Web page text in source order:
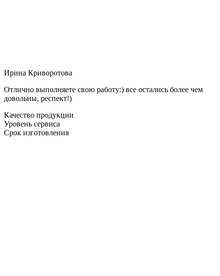
Ирина Криворотова
Отлично выполняете свою работу:) все остались более чем
довольны, респект!)
Качество продукции
Уровень сервиса
Срок изготовления